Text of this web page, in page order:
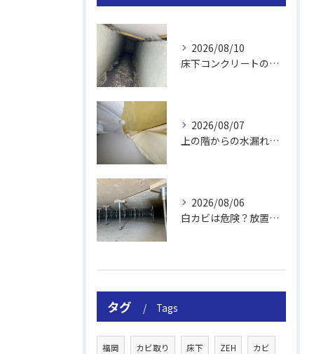
2026/08/10
床下コンクリートの除カビ｜施工事例と流れ
2026/08/07
上の階からの水漏れでカビ｜対処法と業者
2026/08/06
白カビは危険？放置のリスクと取り方
タグ Tags
福岡 カビ取り 床下 ZEH カビ